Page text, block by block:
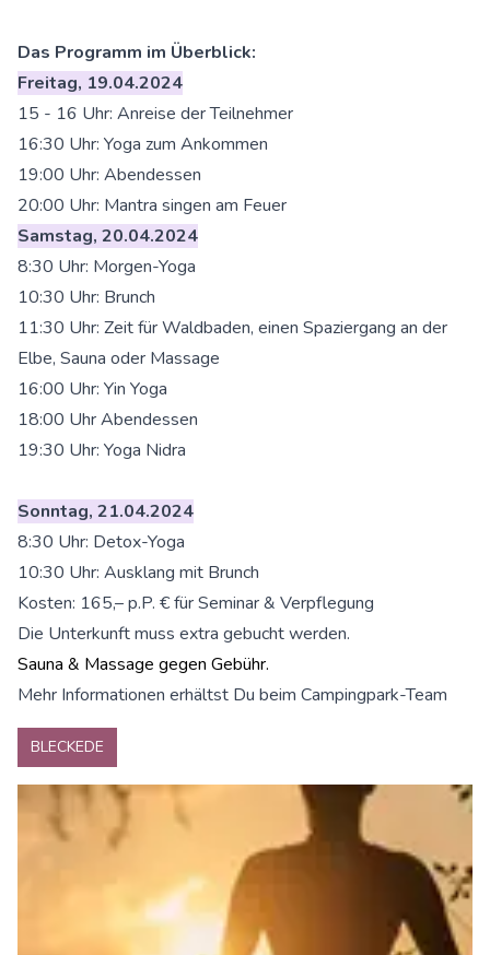
Das Programm im Überblick:
Freitag, 19.04.2024
15 - 16 Uhr: Anreise der Teilnehmer
16:30 Uhr: Yoga zum Ankommen
19:00 Uhr: Abendessen
20:00 Uhr: Mantra singen am Feuer
Samstag, 20.04.2024
8:30 Uhr: Morgen-Yoga
10:30 Uhr: Brunch
11:30 Uhr: Zeit für Waldbaden, einen Spaziergang an der
Elbe, Sauna oder Massage
16:00 Uhr: Yin Yoga
18:00 Uhr Abendessen
19:30 Uhr: Yoga Nidra
Sonntag, 21.04.2024
8:30 Uhr: Detox-Yoga
10:30 Uhr: Ausklang mit Brunch
Kosten: 165,– p.P. € für Seminar & Verpflegung
Die Unterkunft muss extra gebucht werden.
Sauna & Massage gegen Gebühr.
Mehr Informationen erhältst Du beim Campingpark-Team
BLECKEDE